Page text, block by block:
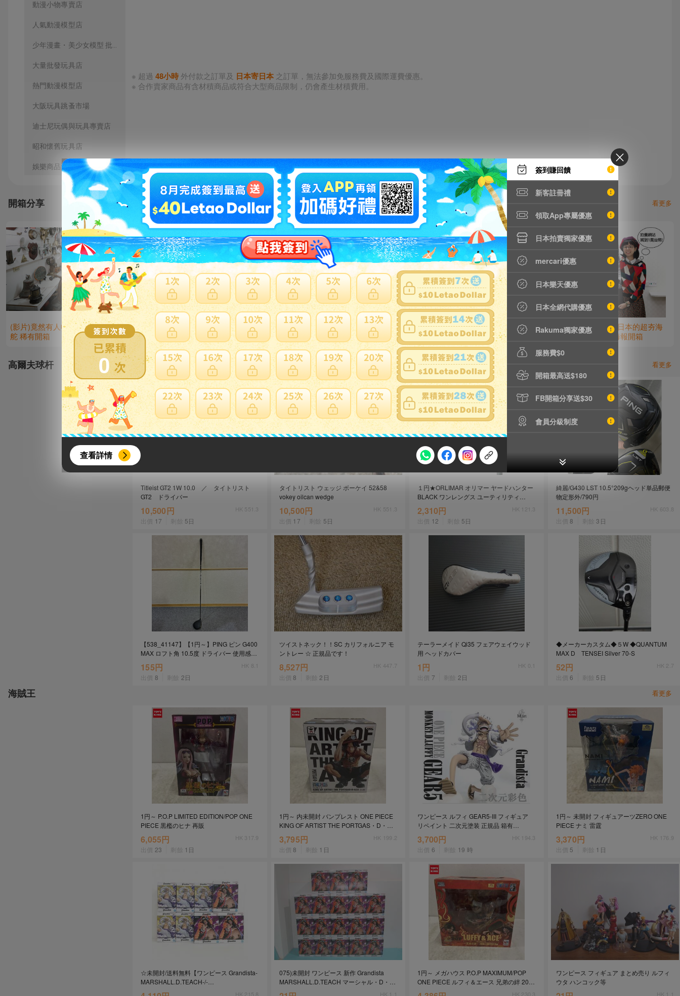
0
注意事項
【8月簽到活動】
2026年8月1日上午00:00開始至2026年8月31日晚上23:59結束。
每人單一帳號每日只可簽到1次，逾期不得補簽。
，系統會即時發放「$10 Letao Dollar」至會員帳戶中。
本月簽到活動最多可獲得「$40 Letao Dollar」。
會員需完成手機認證才可參加本活動，若要參加APP加碼活動，可掃瞄QRcode下載APP。
Letao Dollar使用規則：
Letao Dollar可於「JDirectItems Auction」、「日本商城代購」 「第一次付款」使用，可折抵服務費與
商品金額。
Letao Dollar不可用於購買商品為「門票、優惠券、住宿券、禮券、儲值卡……等等」、48小時外付
款、類現金商品、日本寄日本之訂單。
使用Letao Dollar之委託單，如因價格不符、缺貨、非Letao因素(退貨不會歸還)退單者，退回的Letao
查看詳情
簽到賺回饋
新客註冊禮
領取App專屬優惠
日本拍賣獨家優惠
mercari優惠
日本樂天優惠
日本全網代購優惠
Rakuma獨家優惠
服務費$0
開箱最高送$180
FB開箱分享送$30
會員分級制度
動漫小物專賣店
人氣動漫模型店
大量批發玩具店
熱門動漫模型店
大阪玩具跳蚤市場
迪士尼玩偶與玩具專賣店
昭和懷舊玩具店
娛樂商品大量購買商店
人氣動漫商品跳蚤市場
秋葉原知名模型店
8.90年代復古玩具專賣店
1970年代稀有模型專賣店
※ 超過 48小時外付款之訂單及 日本寄日本 之訂單，無法參加免服務費及國際運費優惠。
※ 合作賣家商品有含材積商品或符合大型商品限制，仍會產生材積費用。
開箱分享 看更多
(影片)竟然有人收藏這個!! 50年歷史帆船大船
舵 稀有開箱
天涼就是要穿發熱衣啊! tutuheat既保暖又具時
尚感
買來好增值！古錢幣「龍銀」精彩開箱
(影片)海報控快看! 披頭四首登日本的超夯海
報+日本經典電影「大逃殺」海報開箱
高爾夫球杆 看更多
Titleist GT2 1W 10.0 ／ タイトリスト
GT2 ドライバー
10,500円 HK 551.3
17 5日
タイトリスト ウェッジ ボーケイ 52&58
vokey oilcan wedge
10,500円 HK 551.3
17 5日
１円★ORLIMAR オリマー ヤードハンター
BLACK ワンレングス ユーティリティ
U7(SR) 単品販売★
2,310円 HK 121.3
12 5日
綺麗/G430 LST 10.5°209gヘッド単品郵便
物定形外/790円
11,500円 HK 603.8
出價8 3日
【538_41147】【1円～】PING ピン G400
MAX ロフト角 10.5度 ドライバー 使用感あ
155円 HK 8.1
出價 8 剩餘 2日
ツイストネック！！SC カリフォルニア モ
ントレー ☆ 正規品です！
8,527円 HK 447.7
出價8 剩餘 2日
テーラーメイド Qi35 フェアウェイウッド
用 ヘッドカバー
1円 HK 0.1
出價 7 剩餘 2日
◆メーカーカスタム◆５W ◆QUANTUM
MAX D TENSEI Silver 70-S
52円 HK 2.7
出價6 剩餘 5日
海賊王 看更多
1円～ P.O.P LIMITED EDITION/POP ONE
PIECE 黒檻のヒナ 再販
6,055円 HK 317.9
出價 23 剩餘 1日
1円～ 内未開封 バンプレスト ONE PIECE
KING OF ARTIST THE PORTGAS・D・
3,795円 HK 199.2
出價8 剩餘 1日
ワンピース ルフィ GEAR5-III フィギュア
リペイント 二次元塗装 正規品 箱有
MONKEY D LUFFY 一番くじ Grandista
3,700円 HK 194.3
出價 6 剩餘 19 時
1円～ 未開封 フィギュアーツZERO ONE
PIECE ナミ 雷霆
3,370円 HK 176.9
出價 5 剩餘 1日
☆未開封/送料無料【ワンピース Grandista-
MARSHALL.D.TEACH-/-
MONKEY.D.LUFFY GEAR5-Ⅲ】ティーチ
HK 215.8
075)未開封 ワンピース 新作 Grandista
MARSHALL.D.TEACH マーシャル・D・テ
ィーチ 18体 まとめ プライズ/フィギュア/バ
HK 1.1
1円～ メガハウス P.O.P MAXIMUM/POP
ONE PIECE ルフィ＆エース 兄弟の絆 20th
LIMITED Ver.
HK 230.3
ワンピース フィギュア まとめ売り ルフィ
ウタ ハンコック等
HK 1.1